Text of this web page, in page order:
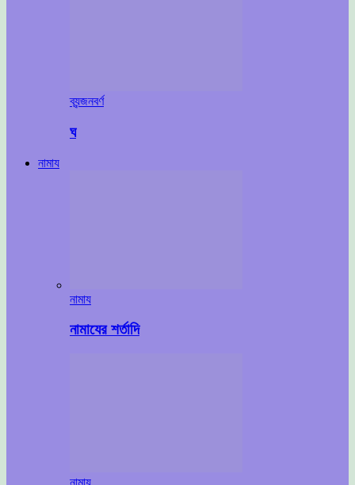
ব্যন্জনবর্ণ
ঘ
নামায
নামায
নামাযের শর্তাদি